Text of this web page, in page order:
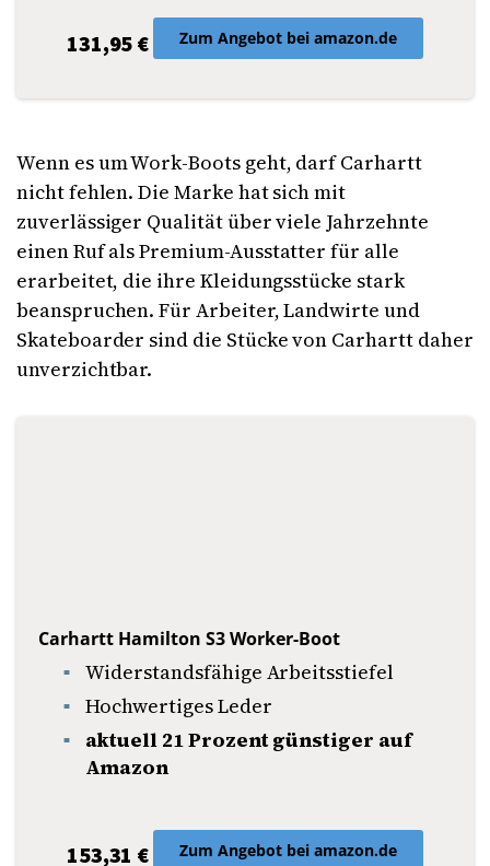
131,95 € Zum Angebot bei amazon.de
Wenn es um Work-Boots geht, darf Carhartt
nicht fehlen. Die Marke hat sich mit
zuverlässiger Qualität über viele Jahrzehnte
einen Ruf als Premium-Ausstatter für alle
erarbeitet, die ihre Kleidungsstücke stark
beanspruchen. Für Arbeiter, Landwirte und
Skateboarder sind die Stücke von Carhartt daher
unverzichtbar.
Carhartt Hamilton S3 Worker-Boot
Widerstandsfähige Arbeitsstiefel
Hochwertiges Leder
aktuell 21 Prozent günstiger auf
Amazon
153,31 € Zum Angebot bei amazon.de